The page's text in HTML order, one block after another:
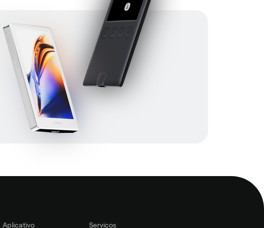
Aplicativo
Serviços